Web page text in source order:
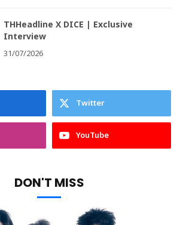
THHeadline X DICE | Exclusive
Interview
31/07/2026
Twitter
YouTube
DON'T MISS